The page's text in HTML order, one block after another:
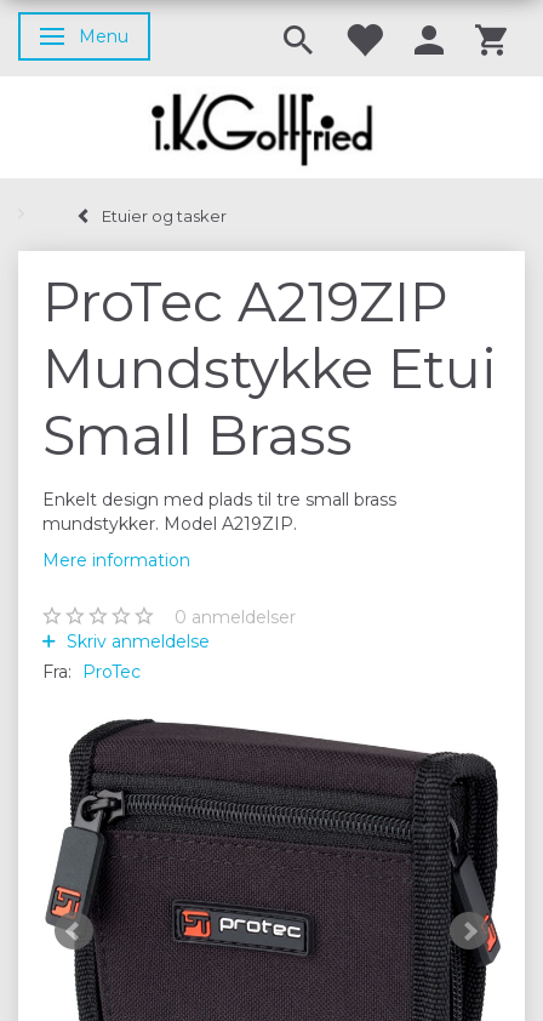
Skifte navigation
Menu
Etuier og tasker
ProTec A219ZIP
Mundstykke Etui
Small Brass
Enkelt design med plads til tre small brass
mundstykker. Model A219ZIP.
Mere information
0 anmeldelser
Skriv anmeldelse
Fra:
ProTec